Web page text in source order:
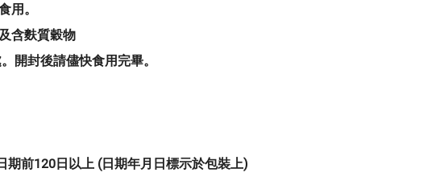
用。
含麩質穀物
開封後請儘快食用完畢。
期前120日以上 (日期年月日標示於包裝上)